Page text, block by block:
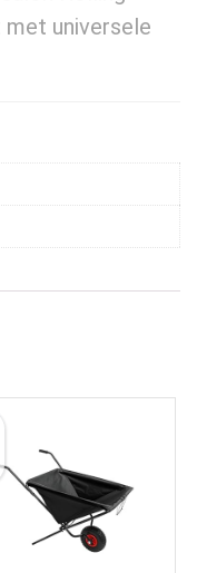
met universele